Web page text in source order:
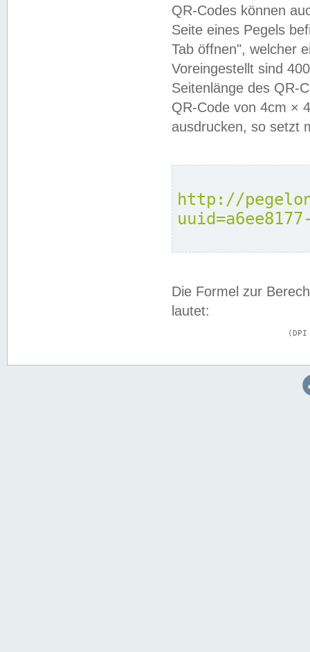
QR-Codes können
Seite eines Pegels
Tab öffnen", welcher
Voreingestellt sind
Seitenlänge des QR-
QR-Code von 4cm ×
ausdrucken, so setzt
http://
Die Formel zur
lautet: